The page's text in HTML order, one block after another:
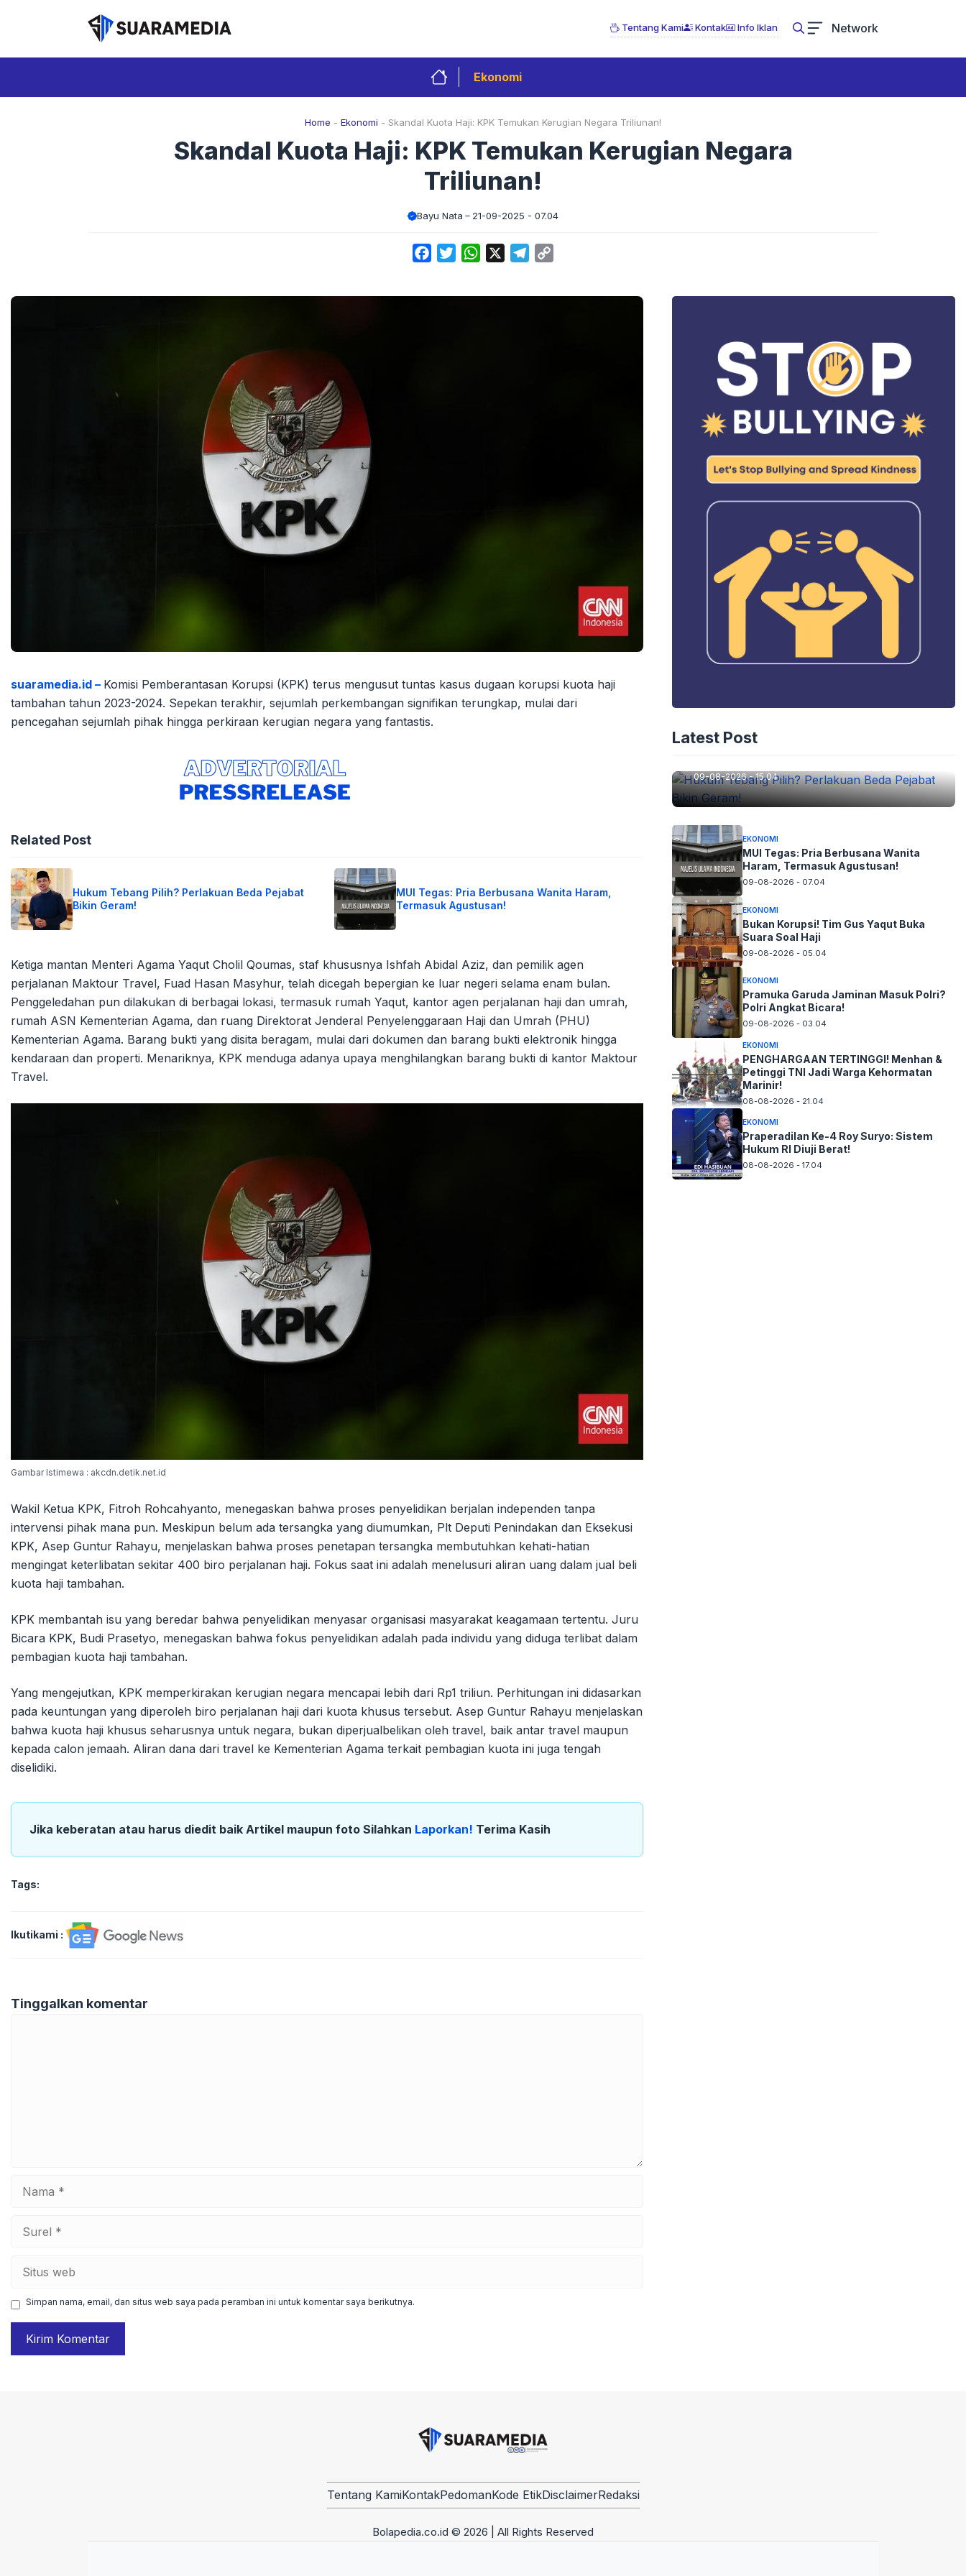
Tentang Kami Kontak Info Iklan Network
Ekonomi
Home - Ekonomi - Skandal Kuota Haji: KPK Temukan Kerugian Negara Triliunan!
Skandal Kuota Haji: KPK Temukan Kerugian Negara
Triliunan!
Bayu Nata 21-09-2025 - 07.04
FacebookTwitterWhatsApp Telegram
suaramedia.id – Komisi Pemberantasan Korupsi (KPK) terus mengusut tuntas kasus dugaan korupsi kuota haji
tambahan tahun 2023-2024. Sepekan terakhir, sejumlah perkembangan signifikan terungkap, mulai dari
pencegahan sejumlah pihak hingga perkiraan kerugian negara yang fantastis.
Related Post
Hukum Tebang Pilih? Perlakuan Beda Pejabat
Bikin Geram!
MUI Tegas: Pria Berbusana Wanita Haram,
Termasuk Agustusan!
Ketiga mantan Menteri Agama Yaqut Cholil Qoumas, staf khususnya Ishfah Abidal Aziz, dan pemilik agen
perjalanan Maktour Travel, Fuad Hasan Masyhur, telah dicegah bepergian ke luar negeri selama enam bulan.
Penggeledahan pun dilakukan di berbagai lokasi, termasuk rumah Yaqut, kantor agen perjalanan haji dan umrah,
rumah ASN Kementerian Agama, dan ruang Direktorat Jenderal Penyelenggaraan Haji dan Umrah (PHU)
Kementerian Agama. Barang bukti yang disita beragam, mulai dari dokumen dan barang bukti elektronik hingga
kendaraan dan properti. Menariknya, KPK menduga adanya upaya menghilangkan barang bukti di kantor Maktour
Travel.
Gambar Istimewa : akcdn.detik.net.id
Wakil Ketua KPK, Fitroh Rohcahyanto, menegaskan bahwa proses penyelidikan berjalan independen tanpa
intervensi pihak mana pun. Meskipun belum ada tersangka yang diumumkan, Plt Deputi Penindakan dan Eksekusi
KPK, Asep Guntur Rahayu, menjelaskan bahwa proses penetapan tersangka membutuhkan kehati-hatian
mengingat keterlibatan sekitar 400 biro perjalanan haji. Fokus saat ini adalah menelusuri aliran uang dalam jual beli
kuota haji tambahan.
KPK membantah isu yang beredar bahwa penyelidikan menyasar organisasi masyarakat keagamaan tertentu. Juru
Bicara KPK, Budi Prasetyo, menegaskan bahwa fokus penyelidikan adalah pada individu yang diduga terlibat dalam
pembagian kuota haji tambahan.
Yang mengejutkan, KPK memperkirakan kerugian negara mencapai lebih dari Rp1 triliun. Perhitungan ini didasarkan
pada keuntungan yang diperoleh biro perjalanan haji dari kuota khusus tersebut. Asep Guntur Rahayu menjelaskan
bahwa kuota haji khusus seharusnya untuk negara, bukan diperjualbelikan oleh travel, baik antar travel maupun
kepada calon jemaah. Aliran dana dari travel ke Kementerian Agama terkait pembagian kuota ini juga tengah
diselidiki.
Jika keberatan atau harus diedit baik Artikel maupun foto Silahkan Laporkan! Terima Kasih
Tags:
Ikutikami :
Tinggalkan komentar
Simpan nama, email, dan situs web saya pada peramban ini untuk komentar saya berikutnya.
Latest Post
Hukum Tebang Pilih? Perlakuan Beda
09-08-2026 - 15.04
EKONOMI
MUI Tegas: Pria Berbusana Wanita
Haram, Termasuk Agustusan!
09-08-2026 - 07.04
EKONOMI
Bukan Korupsi! Tim Gus Yaqut Buka
Suara Soal Haji
09-08-2026 - 05.04
EKONOMI
Pramuka Garuda Jaminan Masuk Polri?
Polri Angkat Bicara!
09-08-2026 - 03.04
EKONOMI
PENGHARGAAN TERTINGGI! Menhan &
Petinggi TNI Jadi Warga Kehormatan
Marinir!
08-08-2026 - 21.04
EKONOMI
Praperadilan Ke-4 Roy Suryo: Sistem
Hukum RI Diuji Berat!
08-08-2026 - 17.04
Tentang KamiKontakPedomanKode EtikDisclaimerRedaksi
Bolapedia.co.id © 2026 | All Rights Reserved